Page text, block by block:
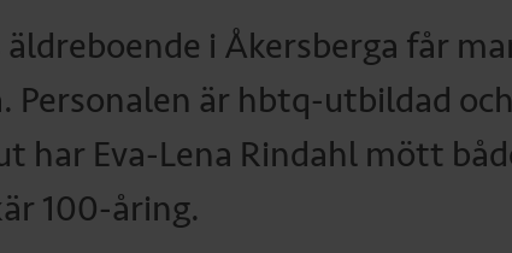
i Åkersberga får
Personalen är hbtq-utbildad
har Eva-Lena Rindahl mött
100-åring.